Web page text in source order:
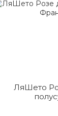
ЛяШето